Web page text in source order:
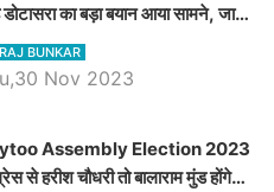
डोटासरा का बड़ा बयान आया सामने, जानें
BUNKAR
Nov 2023
Assembly Election 2023
से हरीश चौधरी तो बालाराम मुंड होंगे